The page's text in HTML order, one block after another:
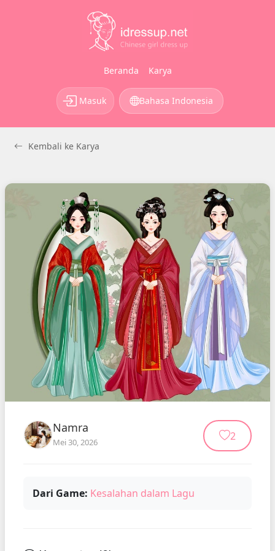
Beranda Karya
Masuk Bahasa Indonesia
Kembali ke Karya
Namra
Mei 30, 2026 2
Dari Game: Kesalahan dalam Lagu